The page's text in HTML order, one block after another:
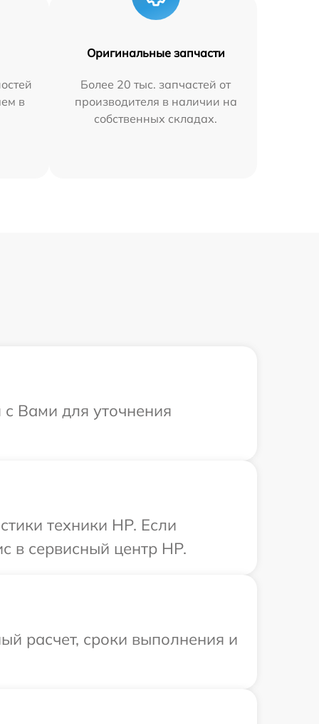
в
Оригинальные запчасти
Более 20 тыс. запчастей от
производителя в наличии на
собственных складах.
Вами для уточнения
техники HP. Если
в сервисный центр HP.
расчет, сроки выполнения и